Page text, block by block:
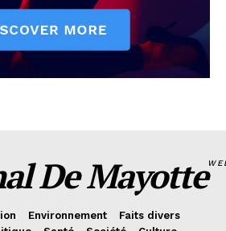
De Mayotte
Environnement
Faits divers